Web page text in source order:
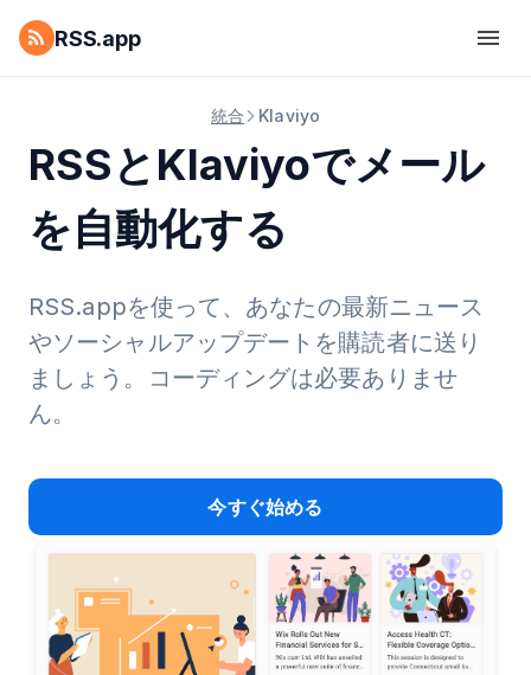
RSS.app
統合 Klaviyo
RSSとKlaviyoでメール
を自動化する
RSS.appを使って、あなたの最新ニュース
やソーシャルアップデートを購読者に送り
ましょう。コーディングは必要ありませ
ん。
今すぐ始める